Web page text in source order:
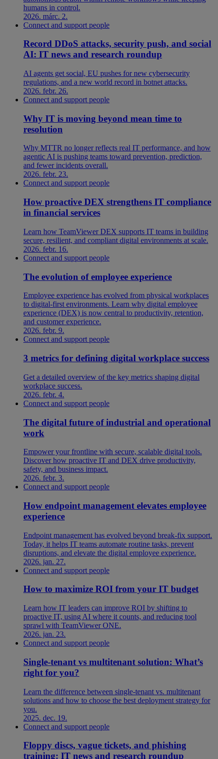
humans in control.
2026. márc. 2.
Connect and support people
Record DDoS attacks, security push, and social
AI: IT news and research roundup
AI agents get social, EU pushes for new cybersecurity
regulations, and a new world record in botnet attacks.
2026. febr. 26.
Connect and support people
Why IT is moving beyond mean time to
resolution
Why MTTR no longer reflects real IT performance, and how
agentic AI is pushing teams toward prevention, prediction,
and fewer incidents overall.
2026. febr. 23.
Connect and support people
How proactive DEX strengthens IT compliance
in financial services
Learn how TeamViewer DEX supports IT teams in building
secure, resilient, and compliant digital environments at scale.
2026. febr. 16.
Connect and support people
The evolution of employee experience
Employee experience has evolved from physical workplaces
to digital-first environments. Learn why digital employee
experience (DEX) is now central to productivity, retention,
and customer experience.
2026. febr. 9.
Connect and support people
3 metrics for defining digital workplace success
Get a detailed overview of the key metrics shaping digital
workplace success.
2026. febr. 4.
Connect and support people
The digital future of industrial and operational
work
Empower your frontline with secure, scalable digital tools.
Discover how proactive IT and DEX drive productivity,
safety, and business impact.
2026. febr. 3.
Connect and support people
How endpoint management elevates employee
experience
Endpoint management has evolved beyond break-fix support.
Today, it helps IT teams automate routine tasks, prevent
disruptions, and elevate the digital employee experience.
2026. jan. 27.
Connect and support people
How to maximize ROI from your IT budget
Learn how IT leaders can improve ROI by shifting to
proactive IT, using AI where it counts, and reducing tool
sprawl with TeamViewer ONE.
2026. jan. 23.
Connect and support people
Single-tenant vs multitenant solution: What’s
right for you?
Learn the difference between single-tenant vs. multitenant
solutions and how to choose the best deployment strategy for
you.
2025. dec. 19.
Connect and support people
Floppy discs, vague tickets, and phishing
training: IT news and research roundup